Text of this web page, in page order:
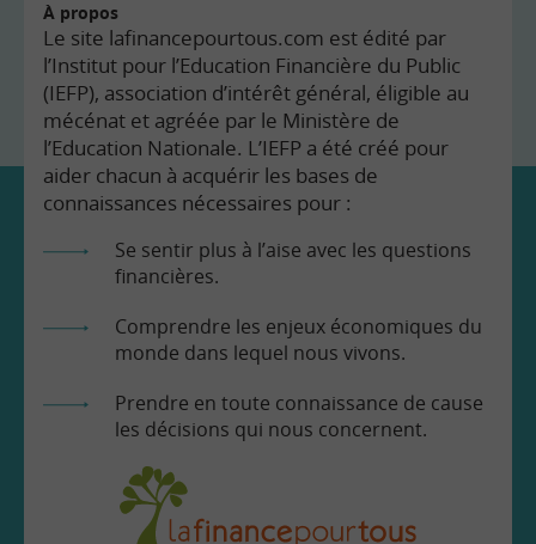
À propos
Le site lafinancepourtous.com est édité par
l’Institut pour l’Education Financière du Public
(IEFP), association d’intérêt général, éligible au
mécénat et agréée par le Ministère de
l’Education Nationale. L’IEFP a été créé pour
aider chacun à acquérir les bases de
connaissances nécessaires pour :
Se sentir plus à l’aise avec les questions
financières.
Comprendre les enjeux économiques du
monde dans lequel nous vivons.
Prendre en toute connaissance de cause
les décisions qui nous concernent.